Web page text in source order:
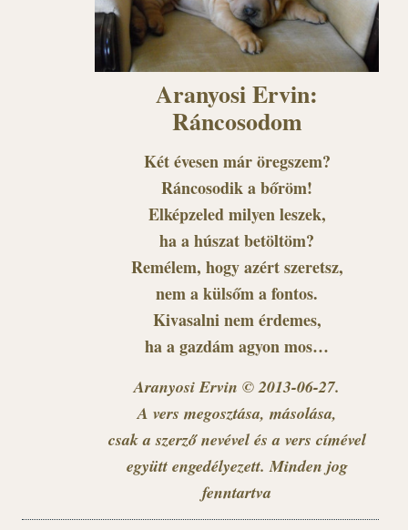
Aranyosi Ervin:
Ráncosodom
Két évesen már öregszem?
Ráncosodik a bőröm!
Elképzeled milyen leszek,
ha a húszat betöltöm?
Remélem, hogy azért szeretsz,
nem a külsőm a fontos.
Kivasalni nem érdemes,
ha a gazdám agyon mos…
Aranyosi Ervin © 2013-06-27.
A vers megosztása, másolása,
csak a szerző nevével és a vers címével
együtt engedélyezett. Minden jog
fenntartva